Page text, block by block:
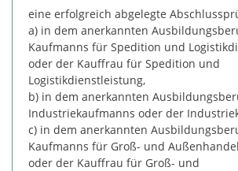
eine erfolgreich abgelegte
a) in dem anerkannten
Kaufmanns für Spedition und
oder der Kauffrau für Spedition und
Logistikdienstleistung,
b) in dem anerkannten
Industriekaufmanns oder der
c) in dem anerkannten
Kaufmanns für Groß- und
oder der Kauffrau für Groß- und